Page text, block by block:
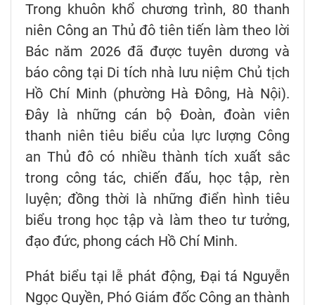
Trong khuôn khổ chương trình, 80 thanh
niên Công an Thủ đô tiên tiến làm theo lời
Bác năm 2026 đã được tuyên dương và
báo công tại Di tích nhà lưu niệm Chủ tịch
Hồ Chí Minh (phường Hà Đông, Hà Nội).
Đây là những cán bộ Đoàn, đoàn viên
thanh niên tiêu biểu của lực lượng Công
an Thủ đô có nhiều thành tích xuất sắc
trong công tác, chiến đấu, học tập, rèn
luyện; đồng thời là những điển hình tiêu
biểu trong học tập và làm theo tư tưởng,
đạo đức, phong cách Hồ Chí Minh.
Phát biểu tại lễ phát động, Đại tá Nguyễn
Ngọc Quyền, Phó Giám đốc Công an thành